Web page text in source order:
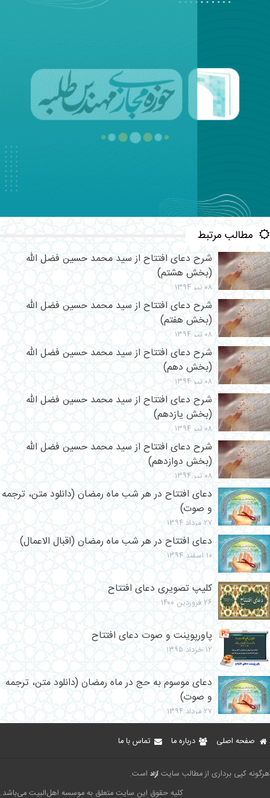
مطالب مرتبط
شرح دعای افتتاح از سید محمد حسین فضل الله
(بخش هشتم)
۰۸ تیر ۱۳۹۴
شرح دعای افتتاح از سید محمد حسین فضل الله
(بخش هفتم)
۰۸ تیر ۱۳۹۴
شرح دعای افتتاح از سید محمد حسین فضل الله
(بخش دهم)
۰۸ تیر ۱۳۹۴
شرح دعای افتتاح از سید محمد حسین فضل الله
(بخش یازدهم)
۰۸ تیر ۱۳۹۴
شرح دعای افتتاح از سید محمد حسین فضل الله
(بخش دوازدهم)
۰۸ تیر ۱۳۹۴
دعای افتتاح در هر شب ماه رمضان (دانلود متن، ترجمه
و صوت)
۲۷ مرداد ۱۳۹۴
دعای افتتاح در هر شب ماه رمضان (اقبال الاعمال)
۱۰ اسفند ۱۳۹۴
کلیپ تصویری دعای افتتاح
۲۶ فروردین ۱۴۰۰
پاورپوینت و صوت دعای افتتاح
۱۲ خرداد ۱۳۹۵
دعای موسوم به حج در ماه رمضان (دانلود متن، ترجمه
و صوت)
۲۷ مرداد ۱۳۹۴
صفحه اصلی درباره ما تماس با ما
هرگونه کپی برداری از مطالب سایت آزاد است.
کلیه حقوق این سایت متعلق به موسسه اهل‌البیت می‌باشد.